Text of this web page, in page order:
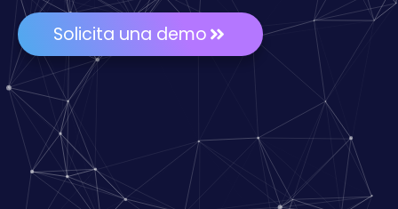
Solicita una demo